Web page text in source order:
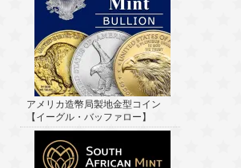
アメリカ造幣局製地金型コイン
【イーグル・バッファロー】